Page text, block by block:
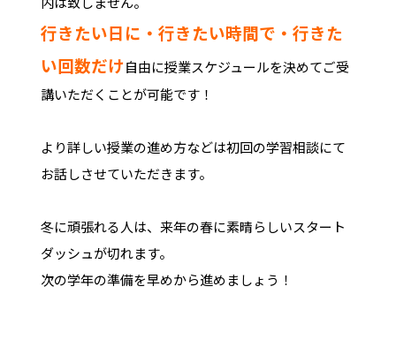
行きたい日に・行きたい時間で・行きた
い回数だけ自由に授業スケジュールを決めてご受
講いただくことが可能です！
より詳しい授業の進め方などは初回の学習相談にて
お話しさせていただきます。
冬に頑張れる人は、来年の春に素晴らしいスタート
ダッシュが切れます。
次の学年の準備を早めから進めましょう！